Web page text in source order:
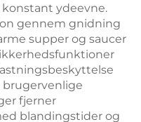
ydeevne.
gennem gnidning
supper og saucer
brugervenlige
fjerner
blandingstider og